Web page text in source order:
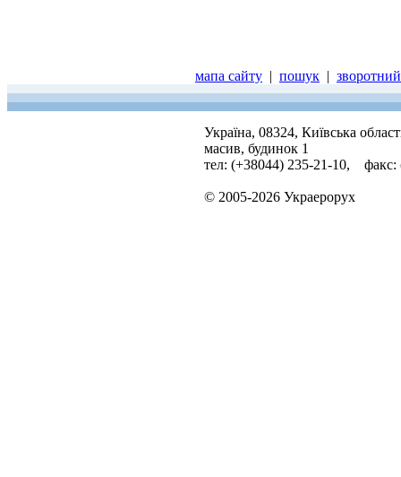
мапа сайту | пошук |
Україна, 08324, Київська
масив, будинок 1
тел: (+38044) 235-21-10, факс:
© 2005-2026 Украерорух